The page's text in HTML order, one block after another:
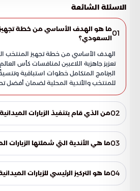
الاسئلة الشائعة
01ما هو الهدف الأساسي من خطة
السعودي؟
الهدف الأساسي من خطة تجهيز المنتخب
البرنامج المتكامل خطوات استباقية
للمنتخب والأندية المحلية لضمان أفضل
02من الذي قام بتنفيذ الزيارات
الميدانية لعدد من الأندية. جاءت هذه
الإعداد المبكر للأخضر، تحضيرًا لمشاركته في
03ما هي الأندية التي شملتها الزيارات
للمنتخب السعودي ناديي التعاون والنجمة.
أساسيًا من خطة الإعداد المبكر للمنتخب.
04ما هو التركيز الرئيسي للزيارات